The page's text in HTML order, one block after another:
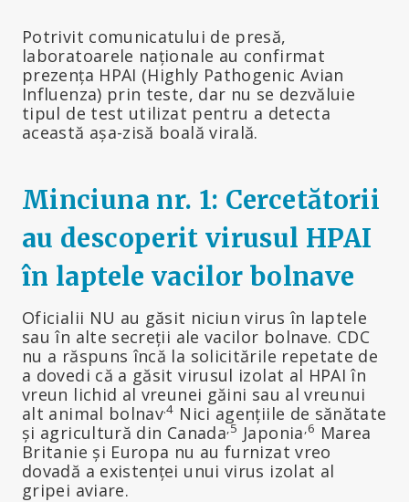
Potrivit comunicatului de presă,
laboratoarele naționale au confirmat
prezența HPAI (Highly Pathogenic Avian
Influenza) prin teste, dar nu se dezvăluie
tipul de test utilizat pentru a detecta
această așa-zisă boală virală.
Minciuna nr. 1: Cercetătorii
au descoperit virusul HPAI
în laptele vacilor bolnave
Oficialii NU au găsit niciun virus în laptele
sau în alte secreții ale vacilor bolnave. CDC
nu a răspuns încă la solicitările repetate de
a dovedi că a găsit virusul izolat al HPAI în
vreun lichid al vreunei găini sau al vreunui
alt animal bolnav.4 Nici agențiile de sănătate
și agricultură din Canada,5 Japonia,6 Marea
Britanie și Europa nu au furnizat vreo
dovadă a existenței unui virus izolat al
gripei aviare.